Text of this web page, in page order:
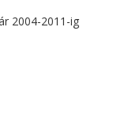
2004-2011-ig